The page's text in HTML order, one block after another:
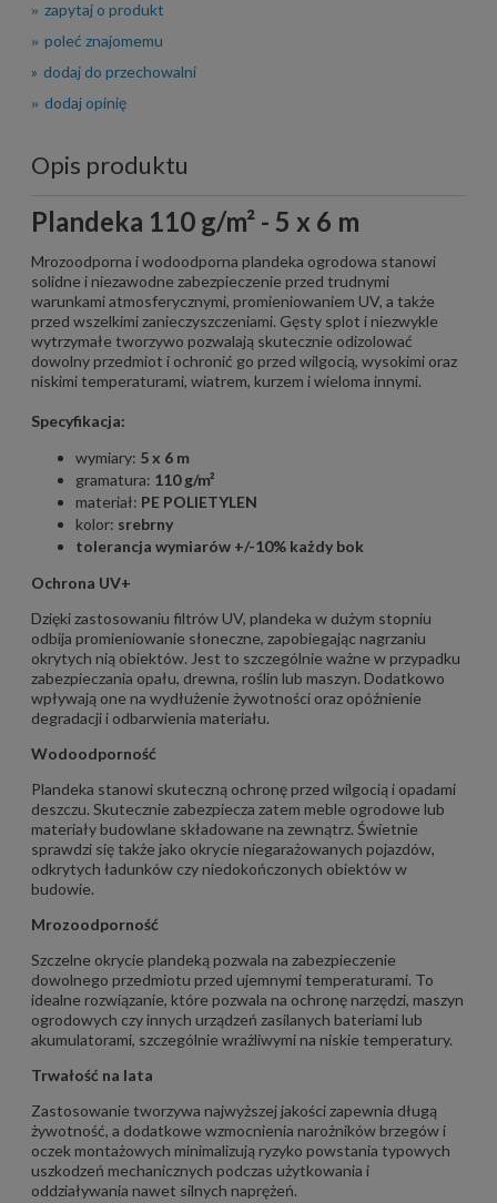
zapytaj o produkt
poleć znajomemu
dodaj do przechowalni
dodaj opinię
Opis produktu
Plandeka 110 g/m² - 5 x 6 m
Mrozoodporna i wodoodporna plandeka ogrodowa stanowi
solidne i niezawodne zabezpieczenie przed trudnymi
warunkami atmosferycznymi, promieniowaniem UV, a także
przed wszelkimi zanieczyszczeniami. Gęsty splot i niezwykle
wytrzymałe tworzywo pozwalają skutecznie odizolować
dowolny przedmiot i ochronić go przed wilgocią, wysokimi oraz
niskimi temperaturami, wiatrem, kurzem i wieloma innymi.
Specyfikacja:
wymiary: 5 x 6 m
gramatura: 110 g/m²
materiał: PE POLIETYLEN
kolor: srebrny
tolerancja wymiarów +/-10% każdy bok
Ochrona UV+
Dzięki zastosowaniu filtrów UV, plandeka w dużym stopniu
odbija promieniowanie słoneczne, zapobiegając nagrzaniu
okrytych nią obiektów. Jest to szczególnie ważne w przypadku
zabezpieczania opału, drewna, roślin lub maszyn. Dodatkowo
wpływają one na wydłużenie żywotności oraz opóźnienie
degradacji i odbarwienia materiału.
Wodoodporność
Plandeka stanowi skuteczną ochronę przed wilgocią i opadami
deszczu. Skutecznie zabezpiecza zatem meble ogrodowe lub
materiały budowlane składowane na zewnątrz. Świetnie
sprawdzi się także jako okrycie niegarażowanych pojazdów,
odkrytych ładunków czy niedokończonych obiektów w
budowie.
Mrozoodporność
Szczelne okrycie plandeką pozwala na zabezpieczenie
dowolnego przedmiotu przed ujemnymi temperaturami. To
idealne rozwiązanie, które pozwala na ochronę narzędzi, maszyn
ogrodowych czy innych urządzeń zasilanych bateriami lub
akumulatorami, szczególnie wrażliwymi na niskie temperatury.
Trwałość na lata
Zastosowanie tworzywa najwyższej jakości zapewnia długą
żywotność, a dodatkowe wzmocnienia narożników brzegów i
oczek montażowych minimalizują ryzyko powstania typowych
uszkodzeń mechanicznych podczas użytkowania i
oddziaływania nawet silnych naprężeń.